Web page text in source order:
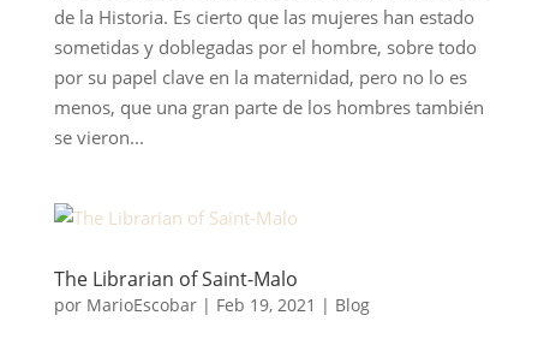
de la Historia. Es cierto que las mujeres han estado
sometidas y doblegadas por el hombre, sobre todo
por su papel clave en la maternidad, pero no lo es
menos, que una gran parte de los hombres también
se vieron...
The Librarian of Saint-Malo
por MarioEscobar| Feb 19, 2021 | Blog